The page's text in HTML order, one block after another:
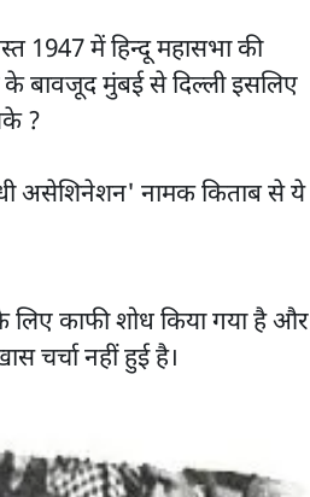
1947 में हिन्दू महासभा की
के बावजूद मुंबई से दिल्ली इसलिए
?
असेशिनेशन' नामक किताब से ये
लिए काफी शोध किया गया है और
चर्चा नहीं हुई है।